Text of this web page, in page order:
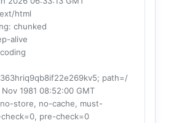
html
: chunked
alive
path=/
Nov 1981 08:52:00 GMT
store, no-cache, must-
pre-check=0